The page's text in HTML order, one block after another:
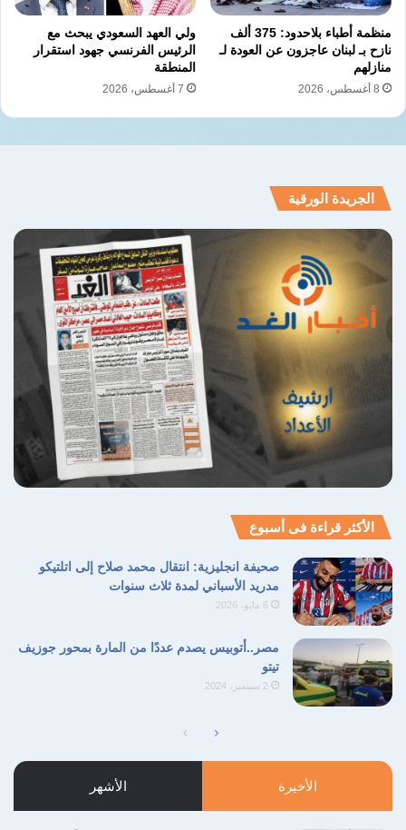
منظمة أطباء بلاحدود: 375 ألف
نازح بـ لبنان عاجزون عن العودة لـ
منازلهم
8 أغسطس، 2026
ولي العهد السعودي يبحث مع
الرئيس الفرنسي جهود استقرار
المنطقة
7 أغسطس، 2026
الجريدة الورقية
الأكثر قراءة فى أسبوع
صحيفة انجليزية: انتقال محمد صلاح إلى اتلتيكو
مدريد الأسباني لمدة ثلاث سنوات
6 مايو، 2026
مصر..أتوبيس يصدم عددًا من المارة بمحور جوزيف
تيتو
2 سبتمبر، 2024
الصفحة
السابقة
الصفحة
التالية
الأخيرة الأشهر